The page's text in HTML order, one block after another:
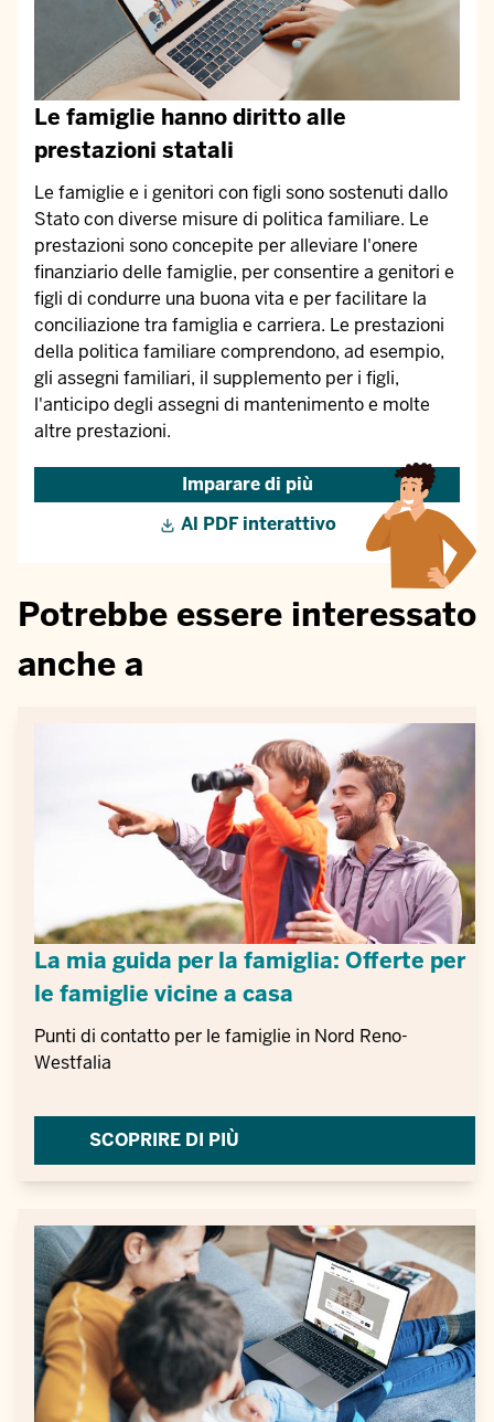
Le famiglie hanno diritto alle
prestazioni statali
Le famiglie e i genitori con figli sono sostenuti dallo
Stato con diverse misure di politica familiare. Le
prestazioni sono concepite per alleviare l'onere
finanziario delle famiglie, per consentire a genitori e
figli di condurre una buona vita e per facilitare la
conciliazione tra famiglia e carriera. Le prestazioni
della politica familiare comprendono, ad esempio,
gli assegni familiari, il supplemento per i figli,
l'anticipo degli assegni di mantenimento e molte
altre prestazioni.
Imparare di più
Al PDF interattivo
Potrebbe essere interessato
anche a
La mia guida per la famiglia: Offerte per
le famiglie vicine a casa
Punti di contatto per le famiglie in Nord Reno-
Westfalia
SCOPRIRE DI PIÙ